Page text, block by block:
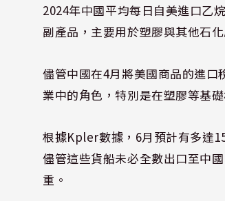
2024年中國平均每日自美進口乙
副產品，主要用於塑膠與其他石
儘管中國在4月將美國商品的進口
業中的角色，特別是在塑膠等基
根據Kpler數據，6月預計有多達
儘管這些貨船未必全數出口至中
重。